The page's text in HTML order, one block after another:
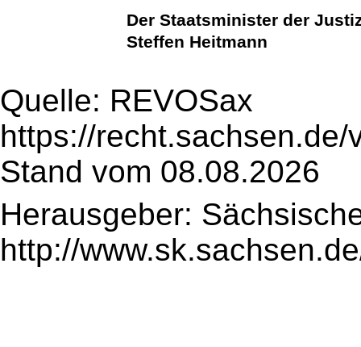
Der Staatsminister der
Steffen Heitmann
Quelle: REVOSax
https://
Stand vom 08.08.2026
Herausgeber:
http://